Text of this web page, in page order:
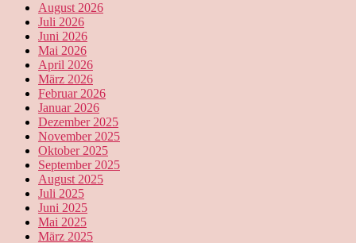
August 2026
Juli 2026
Juni 2026
Mai 2026
April 2026
März 2026
Februar 2026
Januar 2026
Dezember 2025
November 2025
Oktober 2025
September 2025
August 2025
Juli 2025
Juni 2025
Mai 2025
März 2025